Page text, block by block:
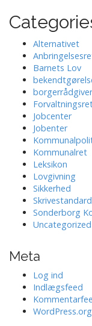
Alternativet
Barnets Lov
borgerrådgiver
Jobcenter
Jobenter
Kommunalret
Leksikon
Lovgivning
Sikkerhed
Sonderborg
Uncategorized
Meta
Log ind
Indlægsfeed
WordPress.org